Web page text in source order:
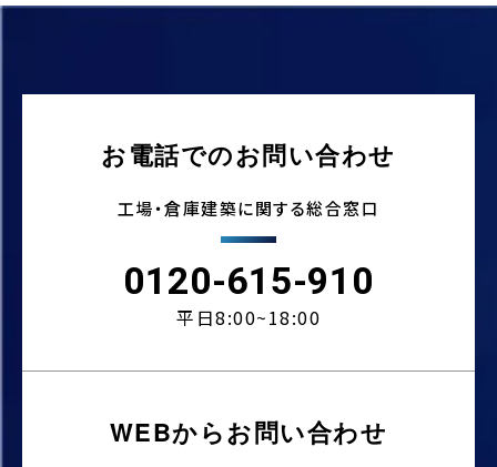
お電話でのお問い合わせ
工場・倉庫建築に関する総合窓口
0120-615-910
平日8:00~18:00
WEBからお問い合わせ